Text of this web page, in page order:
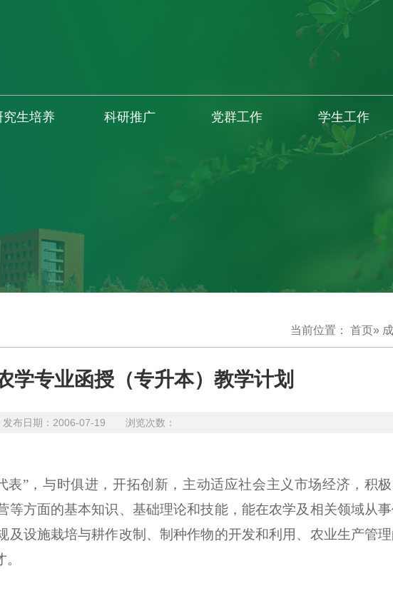
究生培养 科研推广 党群工作 学生工作
当前位置： 首页»
学专业函授（专升本）教学计划
发布日期：2006-07-19 浏览次数：
”，与时俱进，开拓创新，主动适应社会主义市场经济，积
方面的基本知识、基础理论和技能，能在农学及相关领域从
设施栽培与耕作改制、制种作物的开发和利用、农业生产管